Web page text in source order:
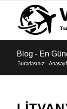
Blog - En
Buradasınız: